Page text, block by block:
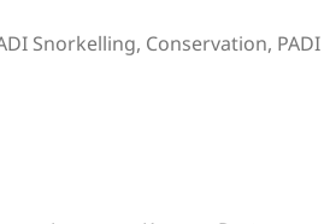
Snorkelling, Conservation, PADI